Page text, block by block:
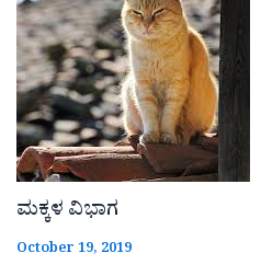
ಮಕ್ಕಳ ವಿಭಾಗ
October 19, 2019